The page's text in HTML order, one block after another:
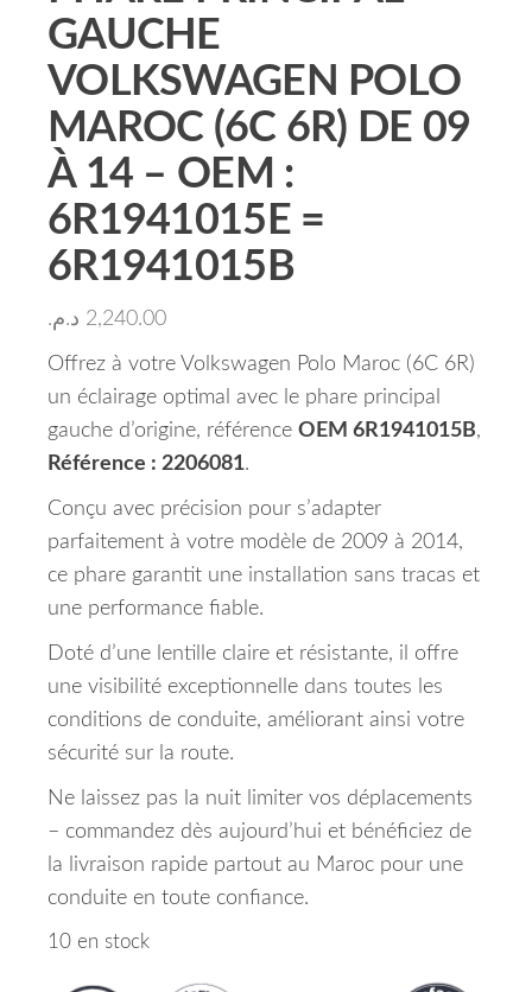
GAUCHE
VOLKSWAGEN POLO
MAROC (6C 6R) DE 09
À 14 – OEM :
6R1941015E =
6R1941015B
2,240.00 د.م.
Offrez à votre Volkswagen Polo Maroc (6C 6R)
un éclairage optimal avec le phare principal
gauche d’origine, référence OEM 6R1941015B,
Référence : 2206081.
Conçu avec précision pour s’adapter
parfaitement à votre modèle de 2009 à 2014,
ce phare garantit une installation sans tracas et
une performance fiable.
Doté d’une lentille claire et résistante, il offre
une visibilité exceptionnelle dans toutes les
conditions de conduite, améliorant ainsi votre
sécurité sur la route.
Ne laissez pas la nuit limiter vos déplacements
– commandez dès aujourd’hui et bénéficiez de
la livraison rapide partout au Maroc pour une
conduite en toute confiance.
10 en stock